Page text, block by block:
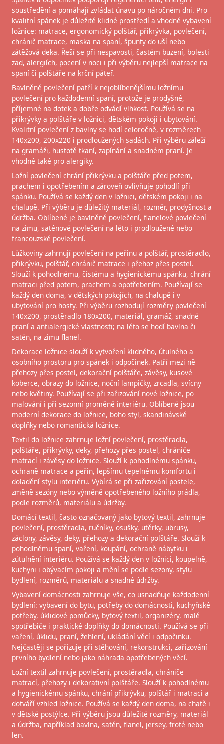
soustředění a pomáhají zvládat únavu po náročném dni. Pro
kvalitní spánek je důležité klidné prostředí a vhodné vybavení
ložnice: matrace, ergonomický polštář, přikrývka, povlečení,
chránič matrace, maska na spaní, špunty do uší nebo
zátěžová deka. Řeší se při nespavosti, častém buzení, bolesti
zad, alergiích, pocení v noci i při výběru nejlepší matrace na
spaní či polštáře na krční páteř.
Bavlněné povlečení patří k nejoblíbenějšímu ložnímu
povlečení pro každodenní spaní, protože je prodyšné,
příjemné na dotek a dobře odvádí vlhkost. Používá se na
přikrývky a polštáře v ložnici, dětském pokoji i ubytování.
Kvalitní povlečení z bavlny se hodí celoročně, v rozměrech
140x200, 200x220 i prodloužených sadách. Při výběru záleží
na gramáži, hustotě tkaní, zapínání a snadném praní. Je
vhodné také pro alergiky.
Ložní povlečení chrání přikrývku a polštáře před potem,
prachem i opotřebením a zároveň ovlivňuje pohodlí při
spánku. Používá se každý den v ložnici, dětském pokoji i na
chalupě. Při výběru je důležitý materiál, rozměr, prodyšnost a
údržba. Oblíbené je bavlněné povlečení, flanelové povlečení
na zimu, saténové povlečení na léto i prodloužené nebo
francouzské povlečení.
Lůžkoviny zahrnují povlečení na peřinu a polštář, prostěradlo,
přikrývku, polštář, chránič matrace i přehoz přes postel.
Slouží k pohodlnému, čistému a hygienickému spánku, chrání
matraci před potem, prachem a opotřebením. Používají se
každý den doma, v dětských pokojích, na chalupě i v
ubytování pro hosty. Při výběru rozhodují rozměry povlečení
140x200, prostěradlo 180x200, materiál, gramáž, snadné
praní a antialergické vlastnosti; na léto se hodí bavlna či
satén, na zimu flanel.
Dekorace ložnice slouží k vytvoření klidného, útulného a
osobního prostoru pro spánek i odpočinek. Patří mezi ně
přehozy přes postel, dekorační polštáře, závěsy, kusové
koberce, obrazy do ložnice, noční lampičky, zrcadla, svícny
nebo květiny. Používají se při zařizování nové ložnice, po
malování i při sezonní proměně interiéru. Oblíbené jsou
moderní dekorace do ložnice, boho styl, skandinávské
doplňky nebo romantická ložnice.
Textil do ložnice zahrnuje ložní povlečení, prostěradla,
polštáře, přikrývky, deky, přehozy přes postel, chrániče
matrací i závěsy do ložnice. Slouží k pohodlnému spánku,
ochraně matrace a peřin, lepšímu tepelnému komfortu i
doladění stylu interiéru. Vybírá se při zařizování postele,
změně sezóny nebo výměně opotřebeného ložního prádla,
podle rozměrů, materiálu a údržby.
Domácí textil, často označovaný jako bytový textil, zahrnuje
povlečení, prostěradla, ručníky, osušky, utěrky, ubrusy,
záclony, závěsy, deky, přehozy a dekorační polštáře. Slouží k
pohodlnému spaní, vaření, koupání, ochraně nábytku i
zútulnění interiéru. Používá se každý den v ložnici, koupelně,
kuchyni i obývacím pokoji a mění se podle sezony, stylu
bydlení, rozměrů, materiálu a snadné údržby.
Vybavení domácnosti zahrnuje vše, co usnadňuje každodenní
bydlení: vybavení do bytu, potřeby do domácnosti, kuchyňské
potřeby, úklidové pomůcky, bytový textil, organizéry, malé
spotřebiče i praktické doplňky do domácnosti. Používá se při
vaření, úklidu, praní, žehlení, ukládání věcí i odpočinku.
Nejčastěji se pořizuje při stěhování, rekonstrukci, zařizování
prvního bydlení nebo jako náhrada opotřebených věcí.
Ložní textil zahrnuje povlečení, prostěradla, chrániče
matrací, přehozy i dekorativní polštáře. Slouží k pohodlnému
a hygienickému spánku, chrání přikrývku, polštář i matraci a
dotváří vzhled ložnice. Používá se každý den doma, na chatě i
v dětské postýlce. Při výběru jsou důležité rozměry, materiál
a údržba, například bavlna, satén, flanel, jersey, froté nebo
len.